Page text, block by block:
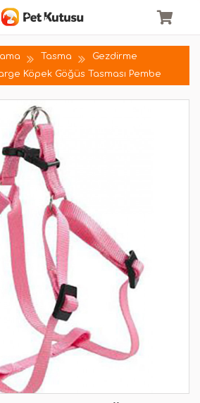
Tasma
Gezdirme
Köpek Göğüs Tasması Pembe